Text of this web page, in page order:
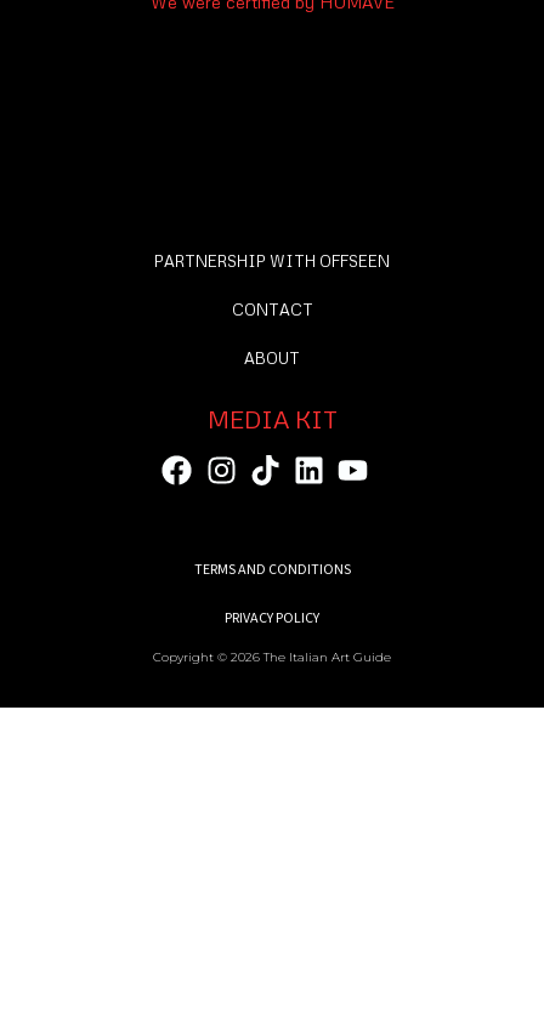
PARTNERSHIP WITH OFFSEEN
CONTACT
ABOUT
MEDIA KIT
TERMS AND CONDITIONS
PRIVACY POLICY
Copyright © 2026 The Italian Art Guide